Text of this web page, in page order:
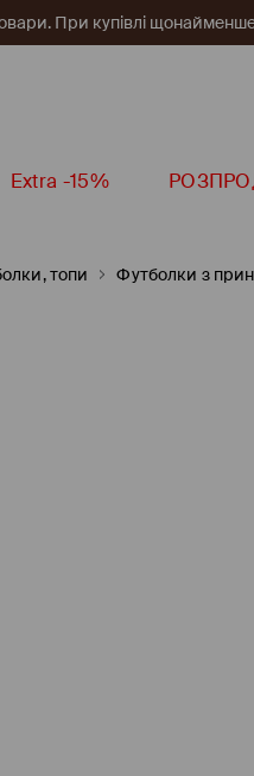
При купівлі
Extra -15%
топи Футболки з